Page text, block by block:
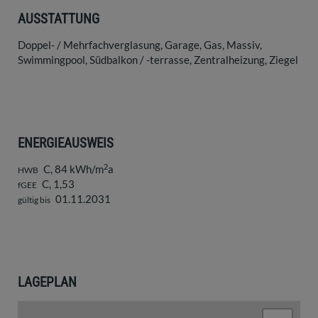
AUSSTATTUNG
Doppel- / Mehrfachverglasung Garage Gas Massiv
Swimmingpool Südbalkon / -terrasse Zentralheizung Ziegel
ENERGIEAUSWEIS
HWB C, 84 kWh/m2a
fGEE C, 1,53
gültig bis 01.11.2031
LAGEPLAN